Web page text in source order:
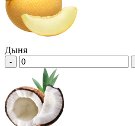
Дыня
-